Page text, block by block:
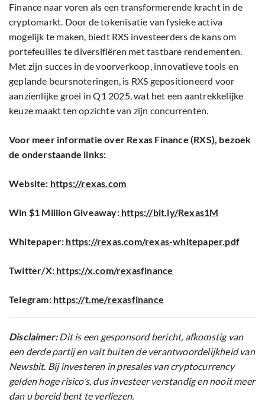
Finance naar voren als een transformerende kracht in de
cryptomarkt. Door de tokenisatie van fysieke activa
mogelijk te maken, biedt RXS investeerders de kans om
portefeuilles te diversifiëren met tastbare rendementen.
Met zijn succes in de voorverkoop, innovatieve tools en
geplande beursnoteringen, is RXS gepositioneerd voor
aanzienlijke groei in Q1 2025, wat het een aantrekkelijke
keuze maakt ten opzichte van zijn concurrenten.
Voor meer informatie over Rexas Finance (RXS), bezoek
de onderstaande links:
Website: https://rexas.com
Win $1 Million Giveaway:https://bit.ly/Rexas1M
Whitepaper: https://rexas.com/rexas-whitepaper.pdf
Twitter/X: https://x.com/rexasfinance
Telegram:https://t.me/rexasfinance
Disclaimer:Dit is een gesponsord bericht, afkomstig van
een derde partij en valt buiten de verantwoordelijkheid van
Newsbit. Bij investeren in presales van cryptocurrency
gelden hoge risico’s, dus investeer verstandig en nooit meer
dan u bereid bent te verliezen.